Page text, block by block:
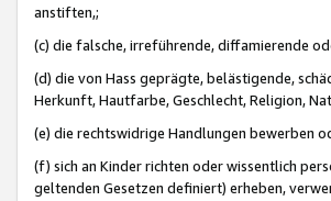
anstiften,;
(c) die falsche, irreführende, diffamierende
(d) die von Hass geprägte, belästigende,
Herkunft, Hautfarbe, Geschlecht, Religion,
(e) die rechtswidrige Handlungen bewerben
(f) sich an Kinder richten oder wissentlich
geltenden Gesetzen definiert) erheben,